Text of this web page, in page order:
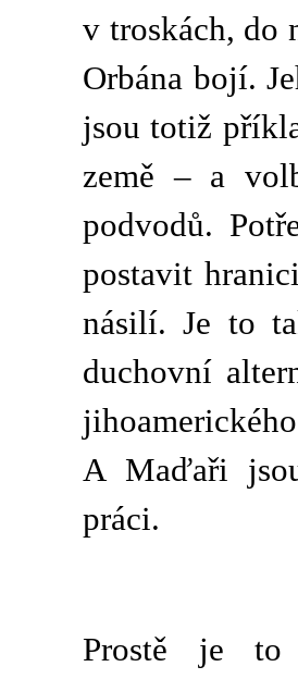
v troskách, do
Orbána bojí.
jsou totiž
země – a
podvodů.
postavit
násilí. Je to
duchovní
A Maďaři
práci.
Prostě je to